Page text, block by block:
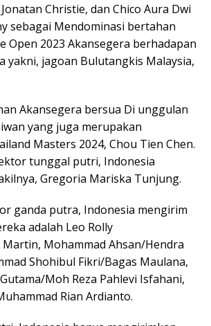
Christie, dan Chico Aura Dwi
sebagai Mendominasi bertahan
Open 2023 Akansegera berhadapan
yakni, jagoan Bulutangkis Malaysia,
Akansegera bersua Di unggulan
yang juga merupakan
Masters 2024, Chou Tien Chen.
tunggal putri, Indonesia
Gregoria Mariska Tunjung.
ganda putra, Indonesia mengirim
adalah Leo Rolly
Mohammad Ahsan/Hendra
Shohibul Fikri/Bagas Maulana,
Moh Reza Pahlevi Isfahani,
Rian Ardianto.